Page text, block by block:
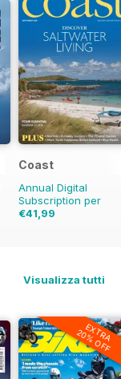
Coast
Annual Digital
Subscription per
€41,99
Visualizza tutti
EXTRA
20% OFF